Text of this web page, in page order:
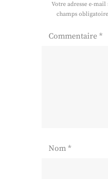
Votre adresse e-mail
champs
Commentaire *
Nom *